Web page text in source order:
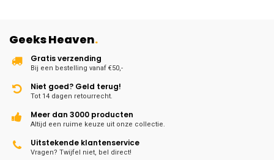
Geeks Heaven.
Gratis verzending
Bij een bestelling vanaf €50,-
Niet goed? Geld terug!
Tot 14 dagen retourrecht.
Meer dan 3000 producten
Altijd een ruime keuze uit onze collectie.
Uitstekende klantenservice
Vragen? Twijfel niet, bel direct!